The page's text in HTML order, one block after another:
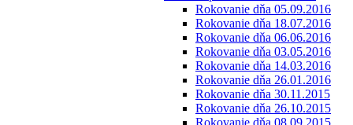
Rokovanie dňa 05.09.2016
Rokovanie dňa 18.07.2016
Rokovanie dňa 06.06.2016
Rokovanie dňa 03.05.2016
Rokovanie dňa 14.03.2016
Rokovanie dňa 26.01.2016
Rokovanie dňa 30.11.2015
Rokovanie dňa 26.10.2015
Rokovanie dňa 08.09.2015